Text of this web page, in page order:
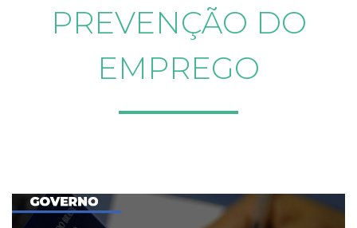
PREVENÇÃO DO
EMPREGO